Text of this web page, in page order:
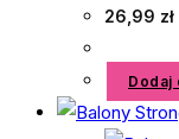
26,99 zł
Dodaj